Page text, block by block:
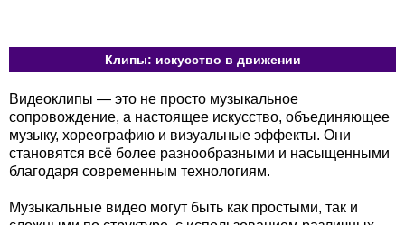
Клипы: искусство в движении
Видеоклипы — это не просто музыкальное
сопровождение, а настоящее искусство, объединяющее
музыку, хореографию и визуальные эффекты. Они
становятся всё более разнообразными и насыщенными
благодаря современным технологиям.
Музыкальные видео могут быть как простыми, так и